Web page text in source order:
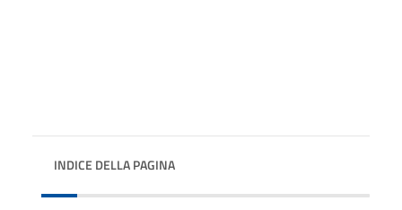
INDICE DELLA PAGINA